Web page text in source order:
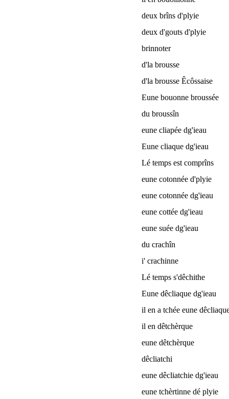
deux brîns d'plyie
deux d'gouts d'plyie
brinnoter
d'la brousse
d'la brousse Êcôssaise
Eune bouonne broussée
du broussîn
eune cliapée dg'ieau
Eune cliaque dg'ieau
Lé temps est comprîns
eune cotonnée d'plyie
eune cotonnée dg'ieau
eune cottée dg'ieau
eune suée dg'ieau
du crachîn
i' crachinne
Lé temps s'dêchithe
Eune dêcliaque dg'ieau
il en a tchée eune
il en dêtchèrque
eune dêtchèrque
dêcliatchi
eune dêcliatchie dg'ieau
eune tchèrtinne dé plyie